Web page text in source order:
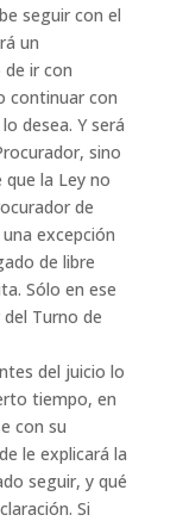
seguir con el
un
ir con
continuar con
desea. Y será
sino
que la Ley no
de
excepción
de libre
Sólo en ese
Turno de
del juicio lo
tiempo, en
con su
le explicará la
seguir, y qué
Si